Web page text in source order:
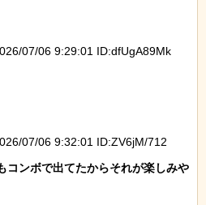
07/06 9:29:01 ID:dfUgA89Mk
07/06 9:32:01 ID:ZV6jM/712
コンボで出てたからそれが楽しみや